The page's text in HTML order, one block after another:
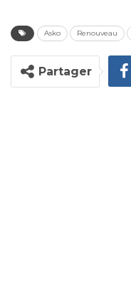
Asko Renouveau
Partager